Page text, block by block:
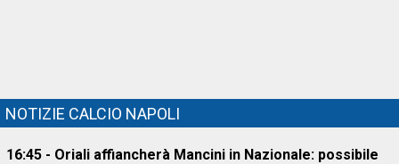
NOTIZIE CALCIO NAPOLI
16:45 - Oriali affiancherà Mancini in Nazionale: possibile